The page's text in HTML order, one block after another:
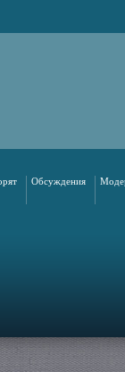
Обсуждения